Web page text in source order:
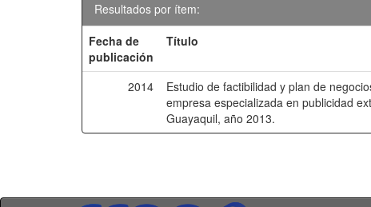
Resultados por ítem:
Fecha de
publicación
Título
2014
Estudio de factibilidad y plan de
empresa especializada en publicidad
Guayaquil, año 2013.